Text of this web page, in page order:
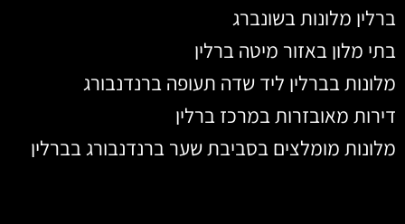
ברלין מלונות בשונברג
בתי מלון באזור מיטה ברלין
מלונות בברלין ליד שדה תעופה ברנדנבורג
דירות מאובזרות במרכז ברלין
מלונות מומלצים בסביבת שער ברנדנבורג בברלין